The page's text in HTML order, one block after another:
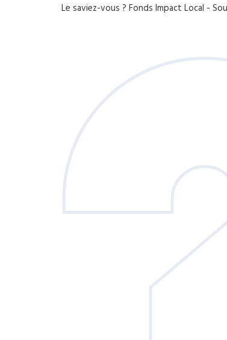
Le saviez-vous ? Fonds Impact Local -